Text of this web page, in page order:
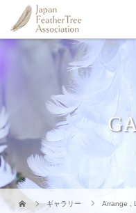
ギャラリー Arrange ,